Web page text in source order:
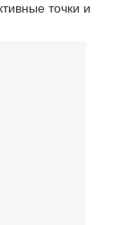
точки и